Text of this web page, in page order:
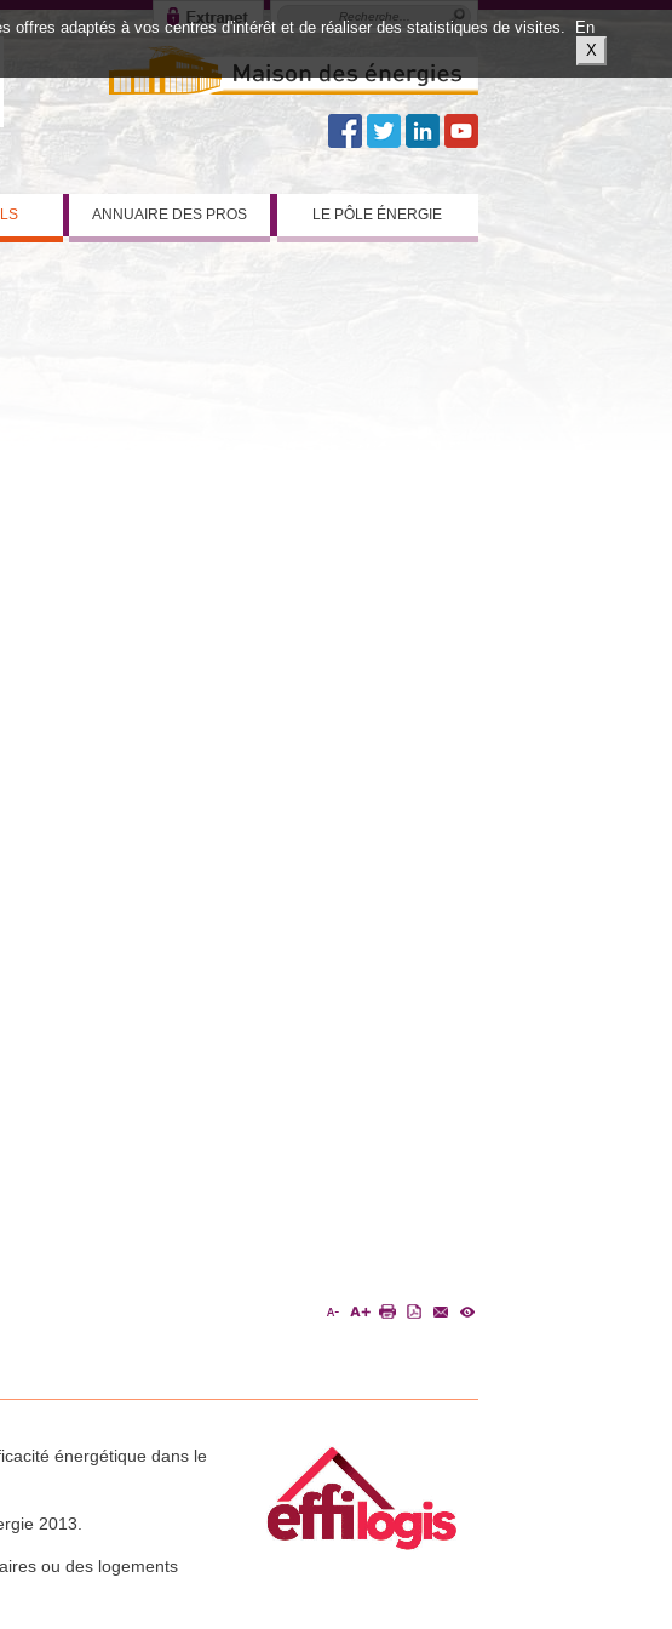
ANNUAIRE DES PROS LE PÔLE ÉNERGIE
énergétique dans le
2013.
ou des logements
offres adaptés à vos centres d'intérêt et de réaliser des statistiques de visites.
En
X